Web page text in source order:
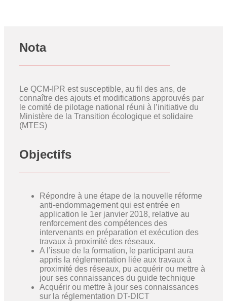
Nota
Le QCM-IPR est susceptible, au fil des ans, de
connaître des ajouts et modifications approuvés par
le comité de pilotage national réuni à l’initiative du
Ministère de la Transition écologique et solidaire
(MTES)
Objectifs
Répondre à une étape de la nouvelle réforme
anti-endommagement qui est entrée en
application le 1er janvier 2018, relative au
renforcement des compétences des
intervenants en préparation et exécution des
travaux à proximité des réseaux.
A l’issue de la formation, le participant aura
appris la réglementation liée aux travaux à
proximité des réseaux, pu acquérir ou mettre à
jour ses connaissances du guide technique
Acquérir ou mettre à jour ses connaissances
sur la réglementation DT-DICT